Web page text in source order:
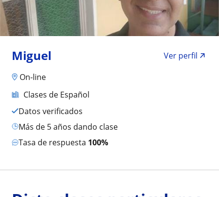
Miguel
Ver perfil
On-line
Clases de Español
Datos verificados
más de 5 años dando clase
Tasa de respuesta 100%